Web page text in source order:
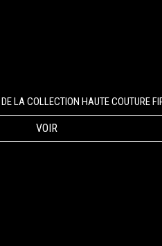
LA COLLECTION HAUTE COUTURE
VOIR